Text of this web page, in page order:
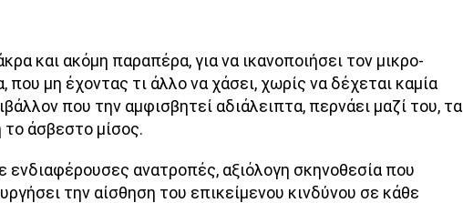
και ακόμη παραπέρα, για να ικανοποιήσει τον μικρο-
που μη έχοντας τι άλλο να χάσει, χωρίς να δέχεται καμία
που την αμφισβητεί αδιάλειπτα, περνάει μαζί του, τα
άσβεστο μίσος.
ενδιαφέρουσες ανατροπές, αξιόλογη σκηνοθεσία που
την αίσθηση του επικείμενου κινδύνου σε κάθε